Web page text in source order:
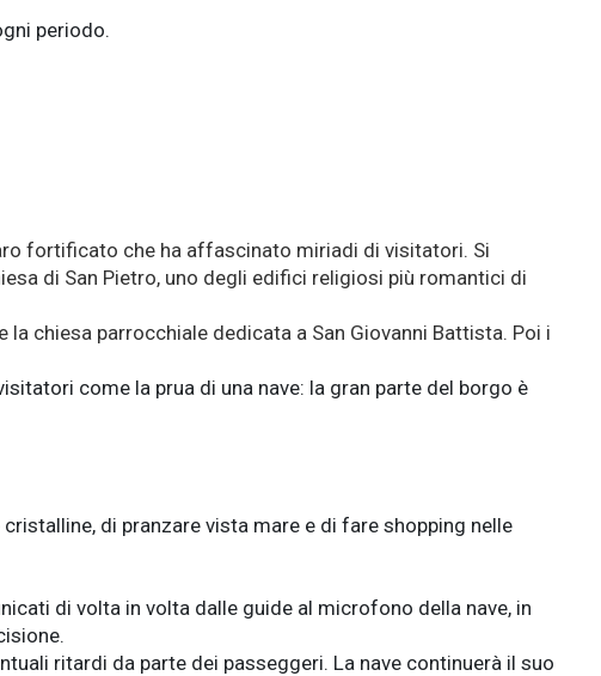
periodo.
fortificato che ha affascinato miriadi di visitatori. Si
di San Pietro, uno degli edifici religiosi più romantici di
chiesa parrocchiale dedicata a San Giovanni Battista. Poi i
come la prua di una nave: la gran parte del borgo è
di pranzare vista mare e di fare shopping nelle
di volta in volta dalle guide al microfono della nave, in
ritardi da parte dei passeggeri. La nave continuerà il suo